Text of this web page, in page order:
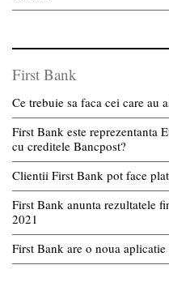
First Bank
Ce trebuie sa faca cei care au
First Bank este reprezentanta
cu creditele Bancpost?
Clientii First Bank pot face
First Bank anunta rezultatele
2021
First Bank are o noua